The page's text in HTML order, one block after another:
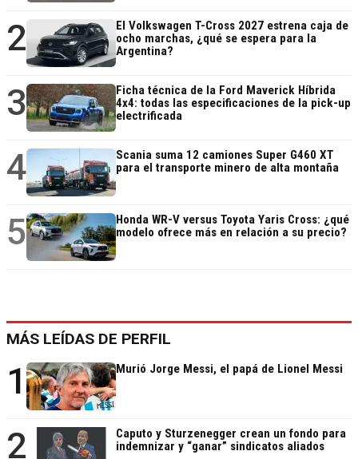
2
El Volkswagen T-Cross 2027 estrena caja de
ocho marchas, ¿qué se espera para la
Argentina?
3
Ficha técnica de la Ford Maverick Híbrida
4x4: todas las especificaciones de la pick-up
electrificada
4
Scania suma 12 camiones Super G460 XT
para el transporte minero de alta montaña
5
Honda WR-V versus Toyota Yaris Cross: ¿qué
modelo ofrece más en relación a su precio?
MÁS LEÍDAS DE PERFIL
1 Murió Jorge Messi, el papá de Lionel Messi
2
Caputo y Sturzenegger crean un fondo para
indemnizar y “ganar” sindicatos aliados